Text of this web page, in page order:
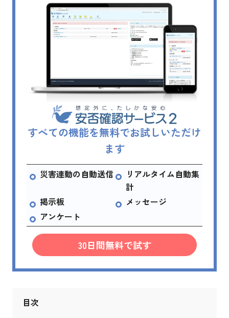
すべての機能を無料でお試しいただけ
ます
災害連動の自動送信
リアルタイム自動集
計
掲示板
メッセージ
アンケート
30日間無料で試す
目次